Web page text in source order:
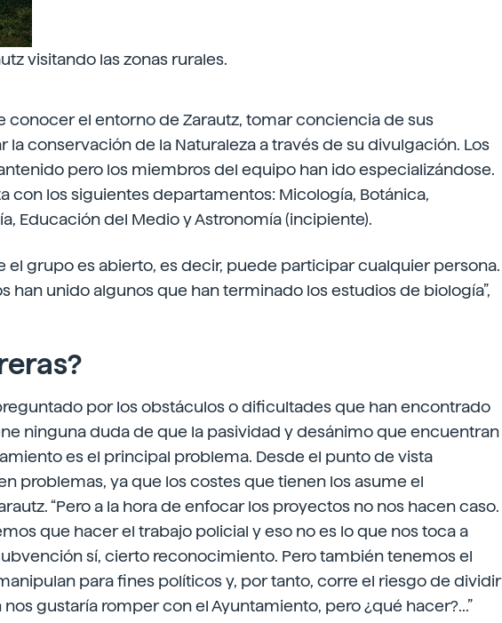
visitando las zonas rurales.
conocer el entorno de Zarautz, tomar conciencia de sus
la conservación de la Naturaleza a través de su divulgación. Los
pero los miembros del equipo han ido especializándose.
con los siguientes departamentos: Micología, Botánica,
Educación del Medio y Astronomía (incipiente).
el grupo es abierto, es decir, puede participar cualquier persona.
han unido algunos que han terminado los estudios de biología”,
por los obstáculos o dificultades que han encontrado
ninguna duda de que la pasividad y desánimo que encuentran
es el principal problema. Desde el punto de vista
problemas, ya que los costes que tienen los asume el
“Pero a la hora de enfocar los proyectos no nos hacen caso.
que hacer el trabajo policial y eso no es lo que nos toca a
sí, cierto reconocimiento. Pero también tenemos el
para fines políticos y, por tanto, corre el riesgo de dividir
gustaría romper con el Ayuntamiento, pero ¿qué hacer?...”